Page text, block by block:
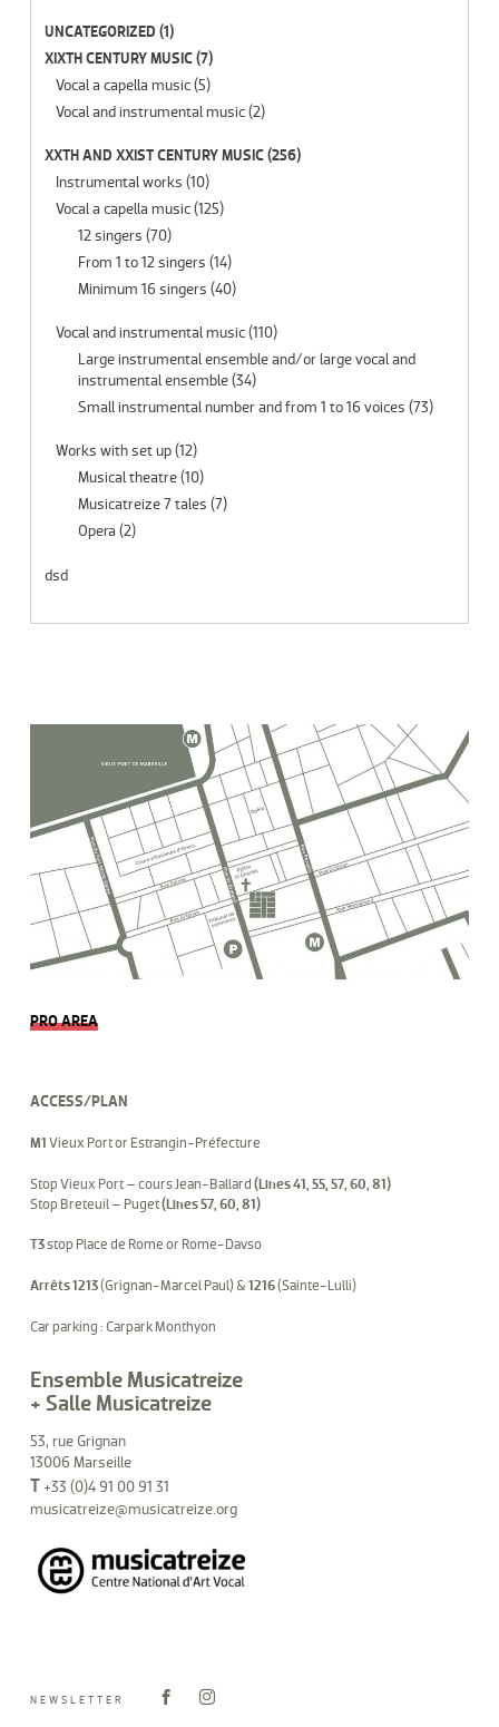
UNCATEGORIZED (1)
XIXTH CENTURY MUSIC(7)
Vocal a capella music(5)
Vocal and instrumental music(2)
XXTH AND XXIST CENTURY MUSIC(256)
Instrumental works (10)
Vocal a capella music(125)
12 singers (70)
From 1 to 12 singers (14)
Minimum 16 singers (40)
Vocal and instrumental music(110)
Large instrumental ensemble and/or large vocal and
instrumental ensemble(34)
Small instrumental number and from 1 to 16 voices (73)
Works with set up(12)
Musical theatre(10)
Musicatreize 7 tales (7)
Opera (2)
dsd
PRO AREA
ACCESS/PLAN
M1 Vieux Port or Estrangin-Préfecture
Stop Vieux Port – cours Jean-Ballard (Lines 41, 55, 57, 60, 81)
Stop Breteuil – Puget(Lines 57, 60, 81)
T3stop Place de Rome or Rome-Davso
Arrêts 1213(Grignan-Marcel Paul) & 1216(Sainte-Lulli)
Car parking : Carpark Monthyon
Ensemble Musicatreize
+ Salle Musicatreize
53, rue Grignan
13006 Marseille
T+33 (0)4 91 00 91 31
musicatreize@musicatreize.org
NEWSLETTER